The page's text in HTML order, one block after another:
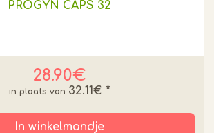
PROGYN CAPS 32
28.90€
32.11€ *
In winkelmandje